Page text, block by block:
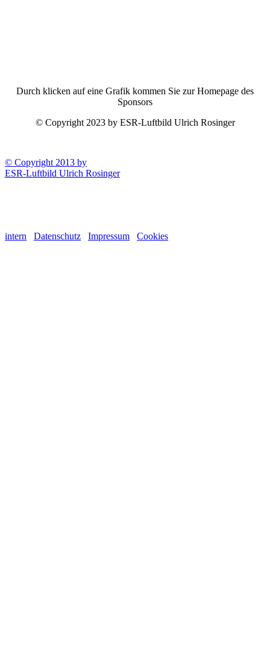
Durch klicken auf eine Grafik kommen Sie zur Homepage des
Sponsors
© Copyright 2023 by ESR-Luftbild Ulrich Rosinger
© Copyright 2013 by
ESR-Luftbild Ulrich Rosinger
intern Datenschutz Impressum Cookies